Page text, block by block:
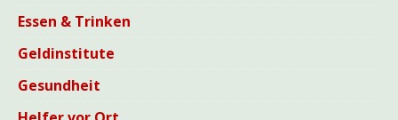
Essen & Trinken
Geldinstitute
Gesundheit